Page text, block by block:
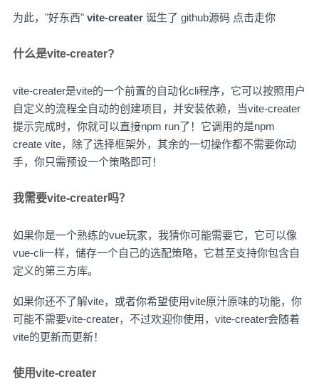
为此，"好东西" vite-creater 诞生了 github源码 点击走你
什么是vite-creater?
vite-creater是vite的一个前置的自动化cli程序，它可以按照用户
自定义的流程全自动的创建项目，并安装依赖，当vite-creater
提示完成时，你就可以直接npm run了！它调用的是npm
create vite，除了选择框架外，其余的一切操作都不需要你动
手，你只需预设一个策略即可！
我需要vite-creater吗？
如果你是一个熟练的vue玩家，我猜你可能需要它，它可以像
vue-cli一样，储存一个自己的选配策略，它甚至支持你包含自
定义的第三方库。
如果你还不了解vite，或者你希望使用vite原汁原味的功能，你
可能不需要vite-creater，不过欢迎你使用，vite-creater会随着
vite的更新而更新！
使用vite-creater